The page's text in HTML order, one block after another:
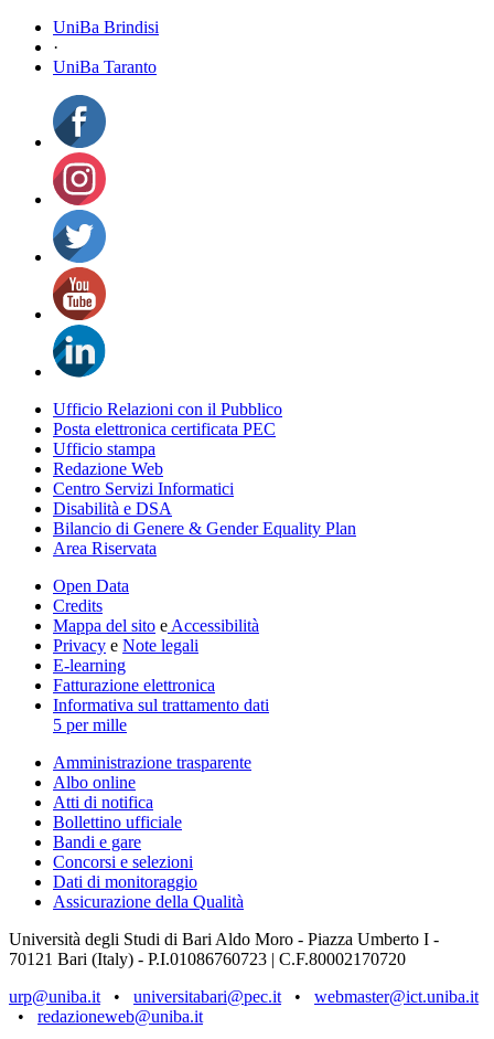
UniBa Brindisi
·
UniBa Taranto
Ufficio Relazioni con il Pubblico
Posta elettronica certificata PEC
Ufficio stampa
Redazione Web
Centro Servizi Informatici
Disabilità e DSA
Bilancio di Genere & Gender Equality Plan
Area Riservata
Open Data
Credits
Mappa del sito e Accessibilità
Privacy e Note legali
E-learning
Fatturazione elettronica
Informativa sul trattamento dati
5 per mille
Amministrazione trasparente
Albo online
Atti di notifica
Bollettino ufficiale
Bandi e gare
Concorsi e selezioni
Dati di monitoraggio
Assicurazione della Qualità
Università degli Studi di Bari Aldo Moro - Piazza Umberto I -
70121 Bari (Italy) - P.I.01086760723 | C.F.80002170720
urp@uniba.it • universitabari@pec.it • webmaster@ict.uniba.it
• redazioneweb@uniba.it